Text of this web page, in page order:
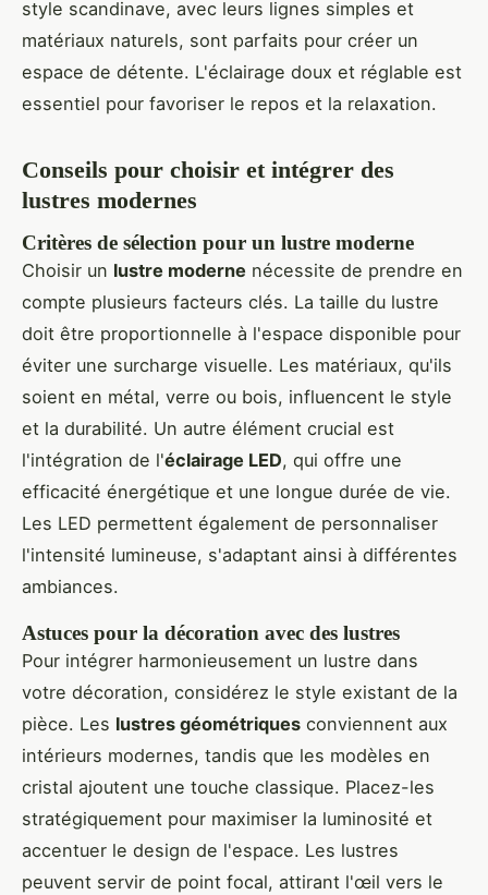
style scandinave, avec leurs lignes simples et
matériaux naturels, sont parfaits pour créer un
espace de détente. L'éclairage doux et réglable est
essentiel pour favoriser le repos et la relaxation.
Conseils pour choisir et intégrer des
lustres modernes
Critères de sélection pour un lustre moderne
Choisir un lustre moderne nécessite de prendre en
compte plusieurs facteurs clés. La taille du lustre
doit être proportionnelle à l'espace disponible pour
éviter une surcharge visuelle. Les matériaux, qu'ils
soient en métal, verre ou bois, influencent le style
et la durabilité. Un autre élément crucial est
l'intégration de l'éclairage LED, qui offre une
efficacité énergétique et une longue durée de vie.
Les LED permettent également de personnaliser
l'intensité lumineuse, s'adaptant ainsi à différentes
ambiances.
Astuces pour la décoration avec des lustres
Pour intégrer harmonieusement un lustre dans
votre décoration, considérez le style existant de la
pièce. Les lustres géométriques conviennent aux
intérieurs modernes, tandis que les modèles en
cristal ajoutent une touche classique. Placez-les
stratégiquement pour maximiser la luminosité et
accentuer le design de l'espace. Les lustres
peuvent servir de point focal, attirant l'œil vers le